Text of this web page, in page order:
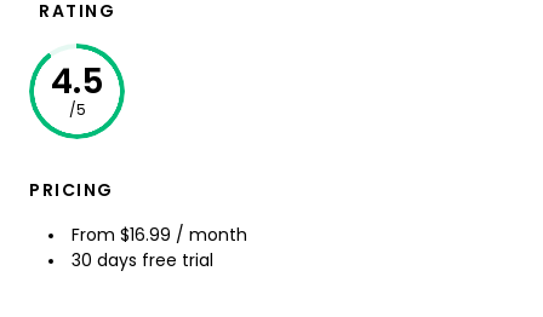
RATING
4.5
/5
PRICING
From $16.99 / month
30 days free trial